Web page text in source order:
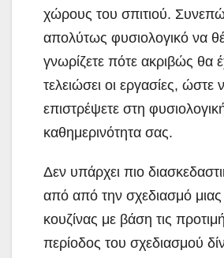
χώρους του σπιτιού.
απολύτως φυσιολογικό να
γνωρίζετε πότε ακριβώς θα
τελειώσει οι εργασίες, ώστε
επιστρέψετε στη
καθημερινότητα σας.
Δεν υπάρχει πιο
από από την σχεδιασμό μιας
κουζίνας με βάση τις
περίοδος του σχεδιασμού